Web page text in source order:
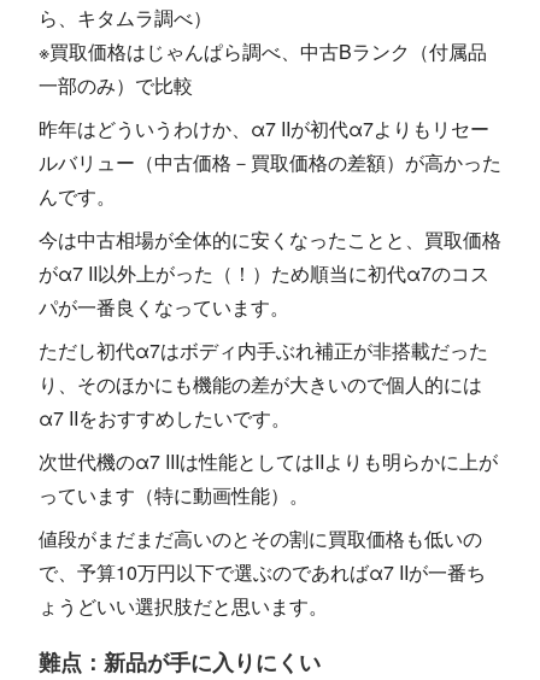
ら、キタムラ調べ）
※買取価格はじゃんぱら調べ、中古Bランク（付属品
一部のみ）で比較
昨年はどういうわけか、α7 IIが初代α7よりもリセー
ルバリュー（中古価格－買取価格の差額）が高かった
んです。
今は中古相場が全体的に安くなったことと、買取価格
がα7 II以外上がった（！）ため順当に初代α7のコス
パが一番良くなっています。
ただし初代α7はボディ内手ぶれ補正が非搭載だった
り、そのほかにも機能の差が大きいので個人的には
α7 IIをおすすめしたいです。
次世代機のα7 IIIは性能としてはIIよりも明らかに上が
っています（特に動画性能）。
値段がまだまだ高いのとその割に買取価格も低いの
で、予算10万円以下で選ぶのであればα7 IIが一番ち
ょうどいい選択肢だと思います。
難点：新品が手に入りにくい